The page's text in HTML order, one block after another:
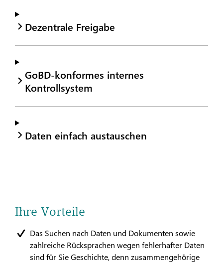
Dezentrale Freigabe
GoBD-konformes internes
Kontrollsystem
Daten einfach austauschen
Ihre Vorteile
Das Suchen nach Daten und Dokumenten sowie
zahlreiche Rücksprachen wegen fehlerhafter Daten
sind für Sie Geschichte, denn zusammengehörige